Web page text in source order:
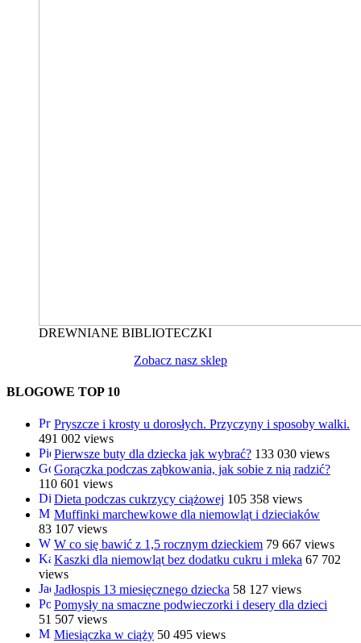
DREWNIANE BIBLIOTECZKI
Zobacz nasz sklep
BLOGOWE TOP 10
Pryszcze i krosty u dorosłych. Przyczyny i sposoby walki.
491 002 views
Pierwsze buty dla dziecka jak wybrać? 133 030 views
Gorączka podczas ząbkowania, jak sobie z nią radzić?
110 601 views
Dieta podczas cukrzycy ciążowej 105 358 views
Muffinki marchewkowe dla niemowląt i dzieciaków
83 107 views
W co się bawić z 1,5 rocznym dzieckiem 79 667 views
Kaszki dla niemowląt bez dodatku cukru i mleka 67 702
views
Jadłospis 13 miesięcznego dziecka 58 127 views
Pomysły na smaczne podwieczorki i desery dla dzieci
51 507 views
Miesiączka w ciąży 50 495 views